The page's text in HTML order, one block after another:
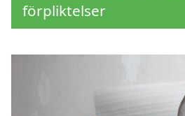
förpliktelser